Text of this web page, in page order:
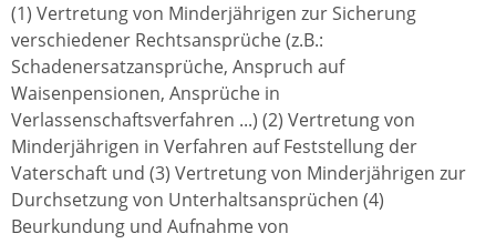
(1) Vertretung von Minderjährigen zur Sicherung
verschiedener Rechtsansprüche (z.B.:
Schadenersatzansprüche, Anspruch auf
Waisenpensionen, Ansprüche in
Verlassenschaftsverfahren ...) (2) Vertretung von
Minderjährigen in Verfahren auf Feststellung der
Vaterschaft und (3) Vertretung von Minderjährigen zur
Durchsetzung von Unterhaltsansprüchen (4)
Beurkundung und Aufnahme von